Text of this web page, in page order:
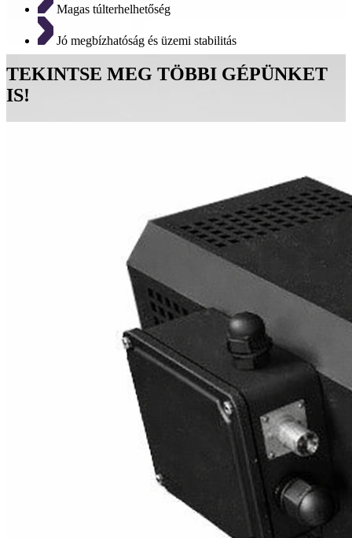
Magas túlterhelhetőség
Jó megbízhatóság és üzemi stabilitás
TEKINTSE MEG TÖBBI GÉPÜNKET
IS!